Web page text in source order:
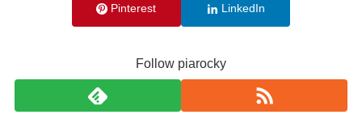
Pinterest LinkedIn
Follow piarocky